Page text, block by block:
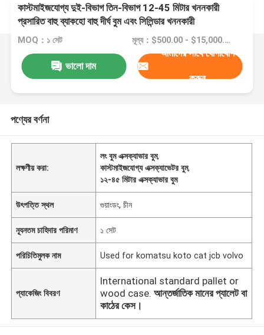
কাস্টমাইজযোগ্য দুই-বিভাগ তিন-বিভাগ 12-45 মিটার খননকারী
প্রসারিত বাহু ব্যাকহো বাহু দীর্ঘ বুম এবং সিলিন্ডার খননকারী
MOQ：১ সেট মূল্য：$500.00 - $15,000.00/pieces
ভালো দাম
আমাদের সাথে যোগাযোগ
করুন
পণ্যের বর্ণনা
লক্ষণীয় করা:
লং বুম এক্সক্যাভার বুম,
কাস্টমাইজযোগ্য এক্সক্যাভেটর বুম,
১২-৪৫ মিটার এক্সক্যাভার বুম
উৎপত্তি স্থল গুয়াংডং, চীন
ন্যূনতম চাহিদার পরিমাণ ১ সেট
পরিচিতিমুলক নাম Used for komatsu koto cat jcb volvo
প্যাকেজিং বিবরণ
International standard pallet or
wood case. আন্তর্জাতিক মানের প্যালেট বা
কাঠের কেস।